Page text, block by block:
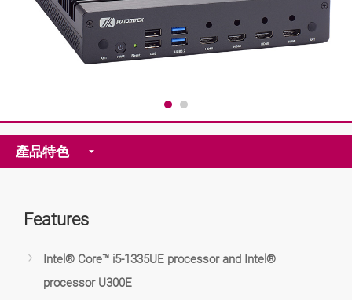
產品特色
Features
Intel® Core™ i5-1335UE processor and Intel®
processor U300E